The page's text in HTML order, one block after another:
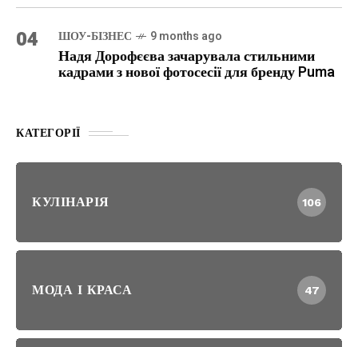
04 ШОУ-БІЗНЕС 9 months ago
Надя Дорофєєва зачарувала стильними
кадрами з нової фотосесії для бренду Puma
КАТЕГОРІЇ
КУЛІНАРІЯ 106
МОДА І КРАСА 47